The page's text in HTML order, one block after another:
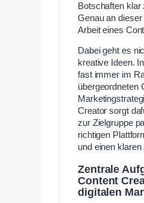
Botschaften klar
Genau an
Arbeit eines
Dabei geht es
kreative Ideen.
fast immer im
übergeordneten
Creator sorgt
zur Zielgruppe
richtigen
und einen
Zentrale
Content
digitalen